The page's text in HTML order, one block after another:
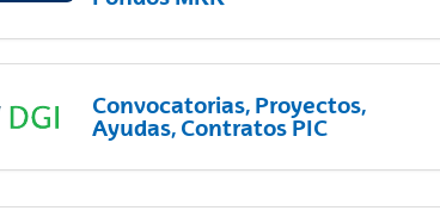
Convocatorias, Proyectos,
Ayudas, Contratos PIC